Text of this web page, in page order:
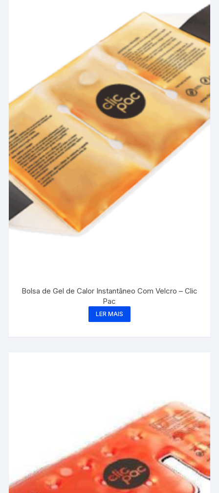
Bolsa de Gel de Calor Instantâneo Com Velcro – Clic
Pac
LER MAIS